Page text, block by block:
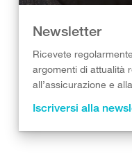
Newsletter
Ricevete
argomenti di attualità
all’assicurazione e
Iscriversi alla